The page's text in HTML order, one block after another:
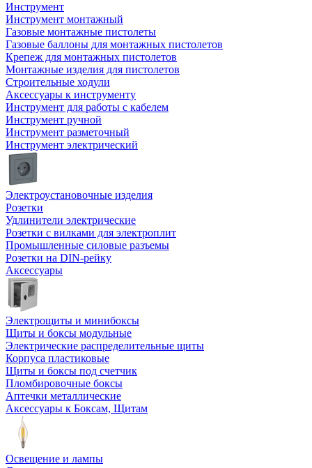
Инструмент
Инструмент монтажный
Газовые монтажные пистолеты
Газовые баллоны для монтажных пистолетов
Крепеж для монтажных пистолетов
Монтажные изделия для пистолетов
Строительные ходули
Аксессуары к инструменту
Инструмент для работы с кабелем
Инструмент ручной
Инструмент разметочный
Инструмент электрический
Электроустановочные изделия
Розетки
Удлинители электрические
Розетки с вилками для электроплит
Промышленные силовые разъемы
Розетки на DIN-рейку
Аксессуары
Электрощиты и минибоксы
Щиты и боксы модульные
Электрические распределительные щиты
Корпуса пластиковые
Щиты и боксы под счетчик
Пломбировочные боксы
Аптечки металлические
Аксессуары к Боксам, Щитам
Освещение и лампы